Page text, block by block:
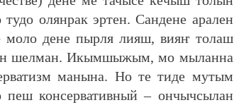
олянрак эртен. Сандене арален
дене пырля лияш, вияҥ толаш
шелман. Икымшыжым, мо мыланна
манына. Но те тиде мутым
консервативный – ончычсылан